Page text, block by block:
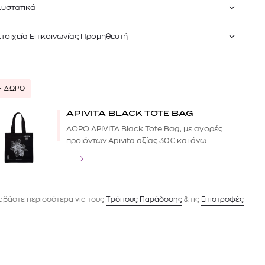
Επικοινωνίας Προμηθευτή
ΔΩΡΟ
APIVITA BLACK TOTE BAG
ΔΩΡΟ APIVITA Black Tote Bag, με αγορές
προϊόντων Apivita αξίας 30€ και άνω.
περισσότερα για τους Tρόπους Παράδοσης & τις Επιστροφές